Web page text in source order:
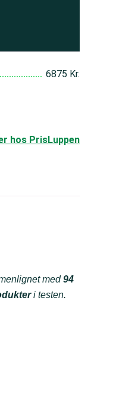
6875 Kr.
hos PrisLuppen
med94
i testen.